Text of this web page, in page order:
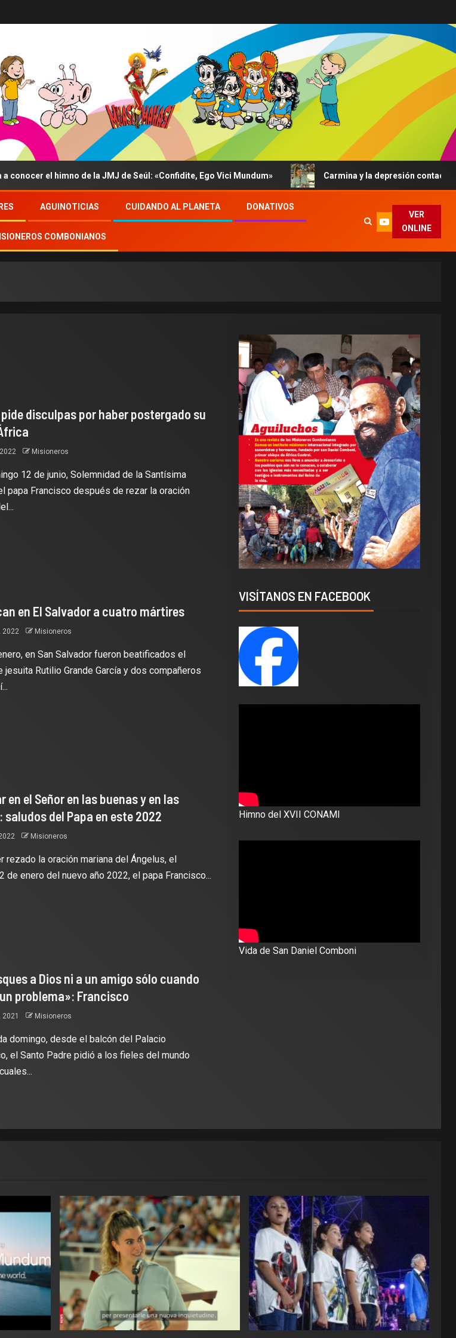
el himno de la JMJ de Seúl: «Confidite, Ego Vici Mundum» Carmina y la depresión contada al
AGUINOTICIAS CUIDANDO AL PLANETA DONATIVOS
COMBONIANOS
VER
ONLINE
pide disculpas por haber postergado su
Misioneros
12 de junio, Solemnidad de la Santísima
papa Francisco después de rezar la oración
en El Salvador a cuatro mártires
2022 Misioneros
en San Salvador fueron beatificados el
jesuita Rutilio Grande García y dos compañeros
en el Señor en las buenas y en las
saludos del Papa en este 2022
Misioneros
rezado la oración mariana del Ángelus, el
de enero del nuevo año 2022, el papa Francisco...
a Dios ni a un amigo sólo cuando
problema»: Francisco
Misioneros
domingo, desde el balcón del Palacio
el Santo Padre pidió a los fieles del mundo
VISÍTANOS EN FACEBOOK
Himno del XVII CONAMI
Vida de San Daniel Comboni